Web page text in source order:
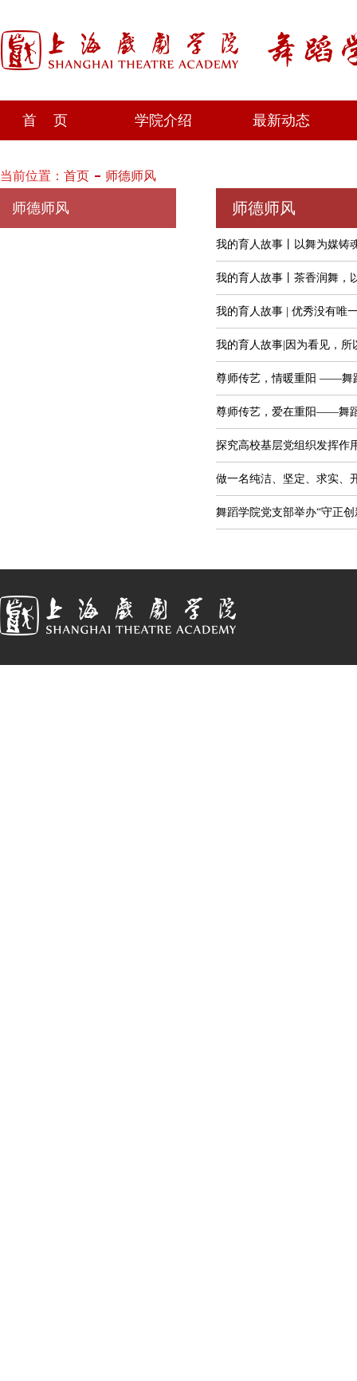
首 页 学院介绍 最新动态
当前位置： 首页 师德师风
师德师风 师德师风
我的育人故事丨以舞为媒铸
我的育人故事丨茶香润舞，
我的育人故事 | 优秀没有唯
我的育人故事|因为看见，所
尊师传艺，情暖重阳 ——舞
尊师传艺，爱在重阳——舞
探究高校基层党组织发挥作
做一名纯洁、坚定、求实、
舞蹈学院党支部举办“守正